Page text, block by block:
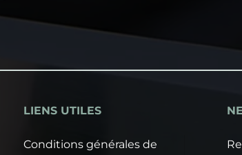
LIENS UTILES
Conditions générales de